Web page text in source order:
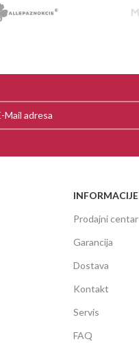
INFORMACIJE
Prodajni centar
Garancija
Dostava
Kontakt
Servis
FAQ